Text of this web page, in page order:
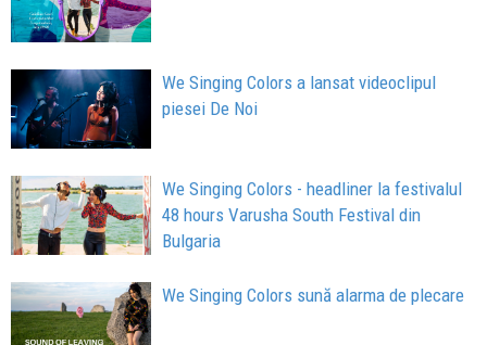
We Singing Colors a lansat videoclipul
piesei De Noi
We Singing Colors - headliner la festivalul
48 hours Varusha South Festival din
Bulgaria
We Singing Colors sună alarma de plecare